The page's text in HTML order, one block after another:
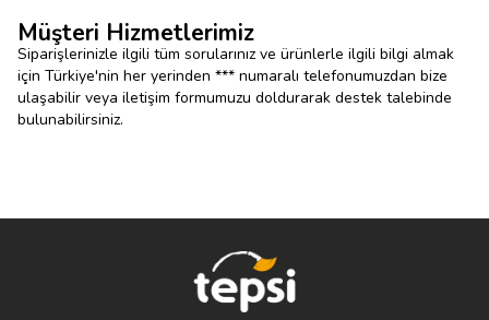
Müşteri Hizmetlerimiz
Siparişlerinizle ilgili tüm sorularınız ve ürünlerle ilgili bilgi almak
için Türkiye'nin her yerinden *** numaralı telefonumuzdan bize
ulaşabilir veya iletişim formumuzu doldurarak destek talebinde
bulunabilirsiniz.